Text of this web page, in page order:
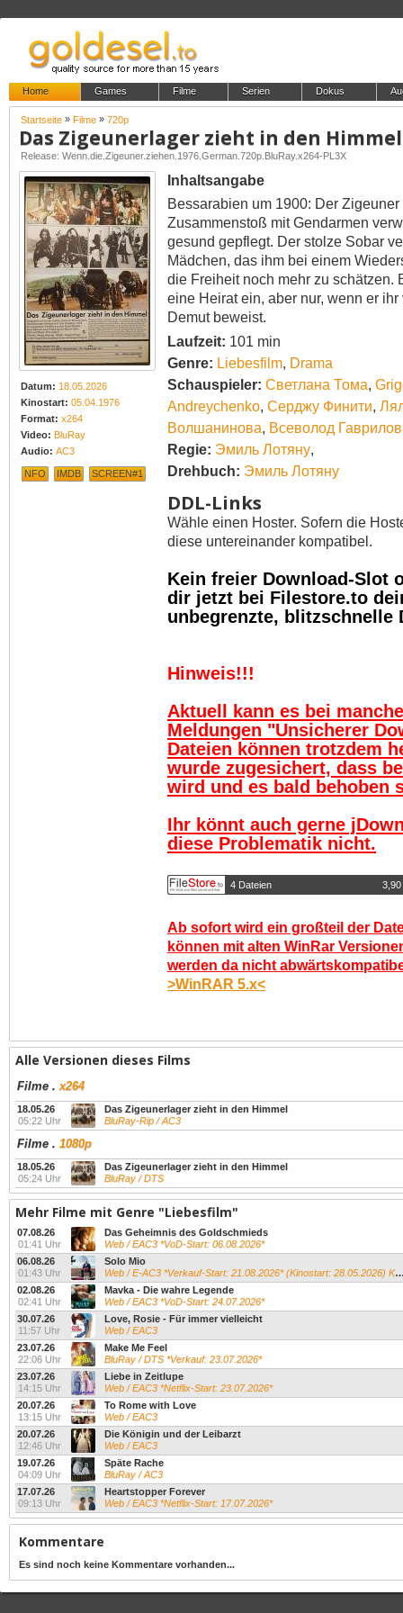
Home Games Filme Serien Dokus
Startseite » Filme » 720p
Das Zigeunerlager zieht in den
Release: Wenn.die.Zigeuner.ziehen.1976.German.720p.BluRay.x264-PL3X
Datum: 18.05.2026
Kinostart: 05.04.1976
Format: x264
Video: BluRay
Audio: AC3
NFO IMDB SCREEN#1
Inhaltsangabe
Bessarabien um 1900: Der
Zusammenstoß mit Gendarmen
gesund gepflegt. Der stolze Sobar
Mädchen, das ihm bei einem
die Freiheit noch mehr zu
eine Heirat ein, aber nur, wenn er
Demut beweist.
Laufzeit: 101 min
Genre: Liebesfilm, Drama
Schauspieler: Светлана Тома,
Andreychenko, Серджу Финити,
Волшанинова, Всеволод Гаврилов
Regie: Эмиль Лотяну,
Drehbuch: Эмиль Лотяну
DDL-Links
Wähle einen Hoster. Sofern die
diese untereinander kompatibel.
Kein freier Download-Slot
dir jetzt bei Filestore.to
unbegrenzte, blitzschnelle
Hinweis!!!
Aktuell kann es bei
Meldungen "Unsicherer
Dateien können trotzdem
wurde zugesichert, dass
wird und es bald behoben
Ihr könnt auch gerne
diese Problematik nicht.
4 Dateien
Ab sofort wird ein großteil der
können mit alten WinRar
werden da nicht
>WinRAR 5.x<
Alle Versionen dieses Films
Filme .x264
18.05.26
05:22 Uhr
Das Zigeunerlager zieht in den Himmel
BluRay-Rip / AC3
Filme . 1080p
18.05.26
05:24 Uhr
Das Zigeunerlager zieht in den Himmel
BluRay / DTS
Mehr Filme mit Genre "Liebesfilm"
07.08.26
01:41 Uhr
Das Geheimnis des Goldschmieds
Web / EAC3 *VoD-Start: 06.08.2026*
06.08.26
01:43 Uhr
Solo Mio
Web / E-AC3 *Verkauf-Start: 21.08.2026* (Kinostart: 28.05.2026) Kevin James...
02.08.26
02:41 Uhr
Mavka - Die wahre Legende
Web / EAC3 *VoD-Start: 24.07.2026*
30.07.26
11:57 Uhr
Love, Rosie - Für immer vielleicht
Web / EAC3
23.07.26
22:06 Uhr
Make Me Feel
BluRay / DTS *Verkauf: 23.07.2026*
23.07.26
14:15 Uhr
Liebe in Zeitlupe
Web / EAC3 *Netflix-Start: 23.07.2026*
20.07.26
13:15 Uhr
To Rome with Love
Web / EAC3
20.07.26
12:46 Uhr
Die Königin und der Leibarzt
Web / EAC3
19.07.26
04:09 Uhr
Späte Rache
BluRay / AC3
17.07.26
09:13 Uhr
Heartstopper Forever
Web / EAC3 *Netflix-Start: 17.07.2026*
Kommentare
Es sind noch keine Kommentare vorhanden...